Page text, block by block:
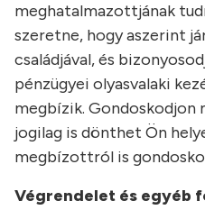
meghatalmazottjának
szeretne, hogy aszerint
családjával, és
pénzügyei olyasvalaki
megbízik.
jogilag is dönthet Ön
megbízottról is
Végrendelet és egyéb